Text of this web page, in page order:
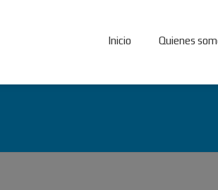
Inicio Quienes